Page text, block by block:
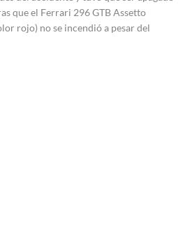
que el Ferrari 296 GTB Assetto
rojo) no se incendió a pesar del